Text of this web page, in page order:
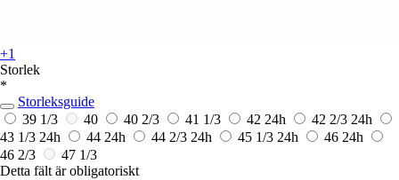
+1
Storlek
*
Storleksguide
39 1/3
40 40 2/3 41 1/3 42 24h 42 2/3 24h
43 1/3 24h 44 24h 44 2/3 24h 45 1/3 24h 46 24h
46 2/3
47 1/3
Detta fält är obligatoriskt